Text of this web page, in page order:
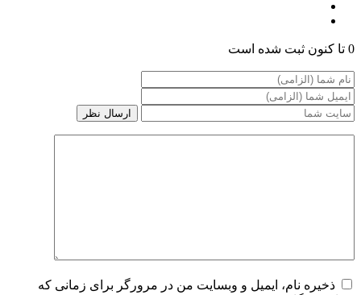
0 تا کنون ثبت شده است
ذخیره نام، ایمیل و وبسایت من در مرورگر برای زمانی که